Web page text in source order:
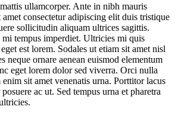
ullamcorper. Ante in nibh mauris
consectetur adipiscing elit duis tristique
sollicitudin aliquam ultrices sagittis.
mi tempus imperdiet. Ultricies mi quis
est lorem. Sodales ut etiam sit amet nisl
neque ornare aenean euismod elementum
eget lorem dolor sed viverra. Orci nulla
sit amet venenatis urna. Porttitor lacus
ac ut. Sed tempus urna et pharetra